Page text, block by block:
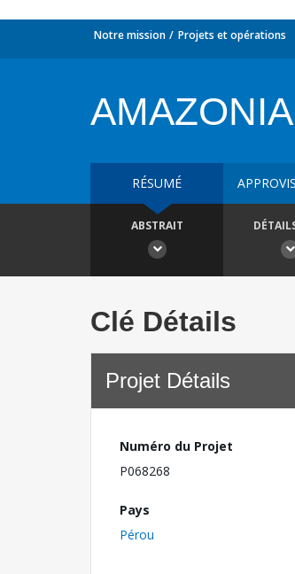
Notre mission Projets et opérations
RÉSUMÉ
ABSTRAIT
Clé Détails
Projet Détails
Numéro du Projet
P068268
Pays
Pérou